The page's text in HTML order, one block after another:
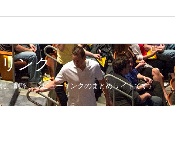
ンク
、劇評、レビューリンクのまとめサイトです。